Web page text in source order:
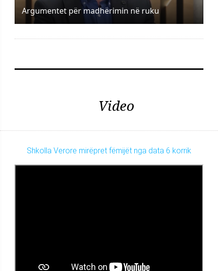
Argumentet për madhërimin në ruku
Video
Shkolla Verore mirëpret fëmijët nga data 6 korrik